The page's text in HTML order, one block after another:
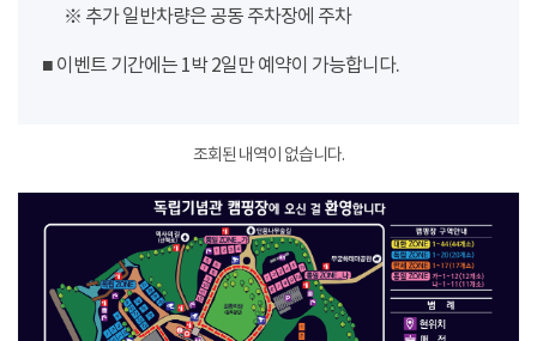
※ 추가 일반차량은 공동 주차장에 주차
■ 이벤트 기간에는 1박 2일만 예약이 가능합니다.
조회된 내역이 없습니다.